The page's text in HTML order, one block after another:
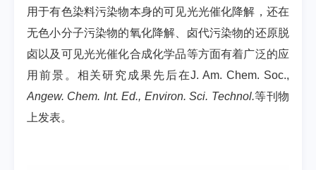
用于有色染料污染物本身的可见光光催化降解，还在
无色小分子污染物的氧化降解、卤代污染物的还原脱
卤以及可见光光催化合成化学品等方面有着广泛的应
用前景。相关研究成果先后在J. Am. Chem. Soc.,
Angew. Chem. Int. Ed., Environ. Sci. Technol.等刊物
上发表。